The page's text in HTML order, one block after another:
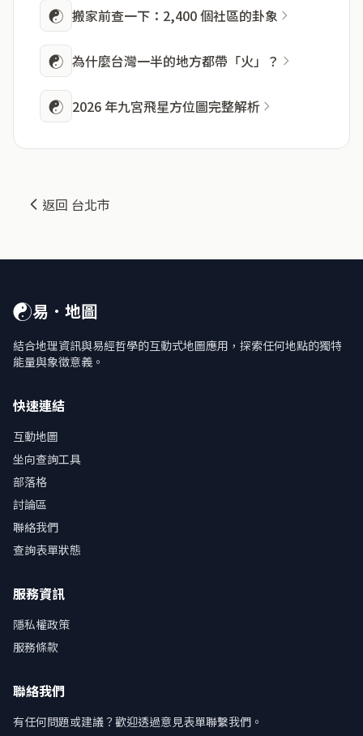
☯ 搬家前查一下：2,400 個社區的卦象
☯ 為什麼台灣一半的地方都帶「火」？
☯ 2026 年九宮飛星方位圖完整解析
返回 台北市
☯易．地圖
結合地理資訊與易經哲學的互動式地圖應用，探索任何地點的獨特
能量與象徵意義。
快速連結
互動地圖
坐向查詢工具
部落格
討論區
聯絡我們
查詢表單狀態
服務資訊
隱私權政策
服務條款
聯絡我們
有任何問題或建議？歡迎透過意見表單聯繫我們。